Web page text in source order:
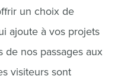
un choix de
ajoute à vos projets
de nos passages aux
visiteurs sont